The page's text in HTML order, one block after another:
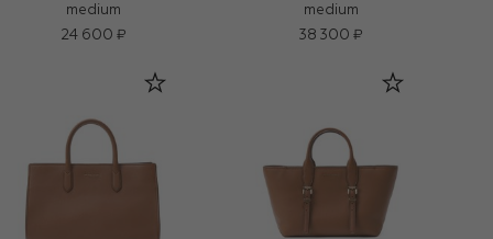
medium
24 600 ₽
medium
38 300 ₽